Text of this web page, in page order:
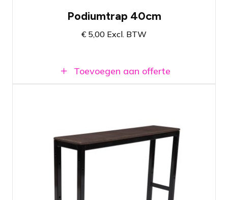
Podiumtrap 40cm
€ 5,00 Excl. BTW
Toevoegen aan offerte